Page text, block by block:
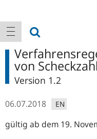
Hauptnavigation
Navigation
von
Version 1.2
06.07.2018 EN
gültig ab dem 19.